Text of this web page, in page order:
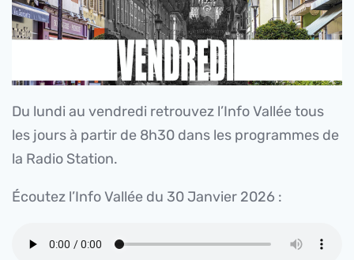
Du lundi au vendredi retrouvez l’Info Vallée tous
les jours à partir de 8h30 dans les programmes de
la Radio Station.
Écoutez l’Info Vallée du 30 Janvier 2026 :